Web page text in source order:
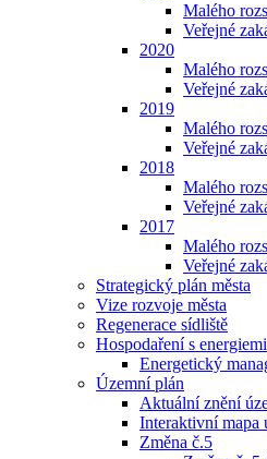
Malého
Veřejné
2020
Malého
Veřejné
2019
Malého
Veřejné
2018
Malého
Veřejné
2017
Malého
Veřejné
Strategický plán města
Vize rozvoje města
Regenerace sídliště
Hospodaření s energiemi
Energetický
Územní plán
Aktuální znění
Interaktivní mapa
Změna č.5